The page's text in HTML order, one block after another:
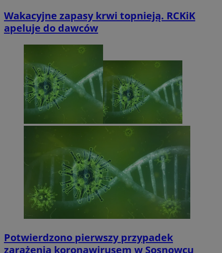
Wakacyjne zapasy krwi topnieją. RCKiK
apeluje do dawców
Potwierdzono pierwszy przypadek
zarażenia koronawirusem w Sosnowcu